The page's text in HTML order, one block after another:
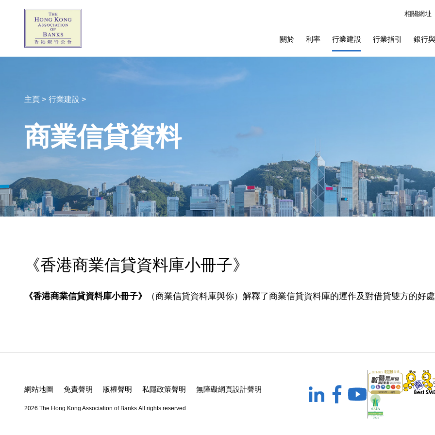
相關網址
關於 利率 行業建設 行業指引 銀行
主頁 > 行業建設 >
商業信貸資料
《香港商業信貸資料庫小冊子》
《香港商業信貸資料庫小冊子》 （商業信貸資料庫與你）解釋了商業信貸資料庫的運作及對借貸雙方的好
網站地圖 免責聲明 版權聲明 私隱政策聲明 無障礙網頁設計聲明
2026 The Hong Kong Association of Banks All rights reserved.